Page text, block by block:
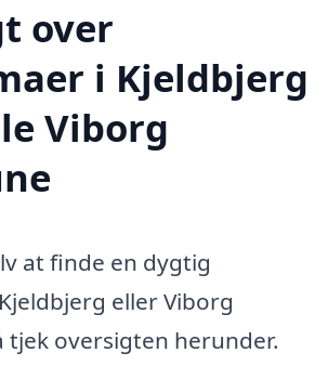
over
i Kjeldbjerg
Viborg
at finde en dygtig
eller Viborg
tjek oversigten herunder.